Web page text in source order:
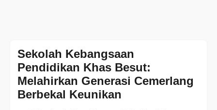
Sekolah Kebangsaan
Pendidikan Khas Besut:
Melahirkan Generasi Cemerlang
Berbekal Keunikan